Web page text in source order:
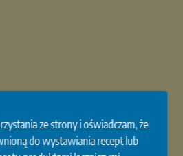
ze strony i oświadczam, że
do wystawiania recept lub